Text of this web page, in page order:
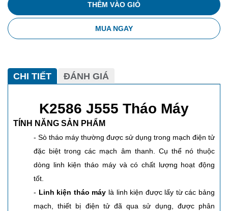
THÊM VÀO GIỎ
MUA NGAY
CHI TIẾT ĐÁNH GIÁ
K2586 J555 Tháo Máy
TÍNH NĂNG SẢN PHẨM
- Sò tháo máy thường được sử dụng trong mạch điện tử
đặc biệt trong các mạch âm thanh. Cụ thể nó thuộc
dòng linh kiện tháo máy và có chất lượng hoạt động
tốt.
- Linh kiện tháo máy là linh kiện được lấy từ các bảng
mạch, thiết bị điện tử đã qua sử dụng, được phân